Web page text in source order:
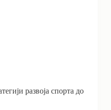
развоја спорта до